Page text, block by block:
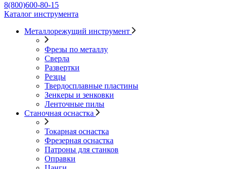
8(800)600-80-15
Каталог инструмента
Металлорежущий инструмент
Фрезы по металлу
Сверла
Развертки
Резцы
Твердосплавные пластины
Зенкеры и зенковки
Ленточные пилы
Станочная оснастка
Токарная оснастка
Фрезерная оснастка
Патроны для станков
Оправки